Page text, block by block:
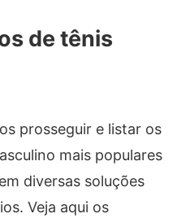
de tênis
prosseguir e listar os
mais populares
diversas soluções
Veja aqui os